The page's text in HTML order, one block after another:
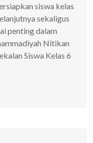
siswa kelas
sekaligus
penting dalam
Nitikan
Siswa Kelas 6